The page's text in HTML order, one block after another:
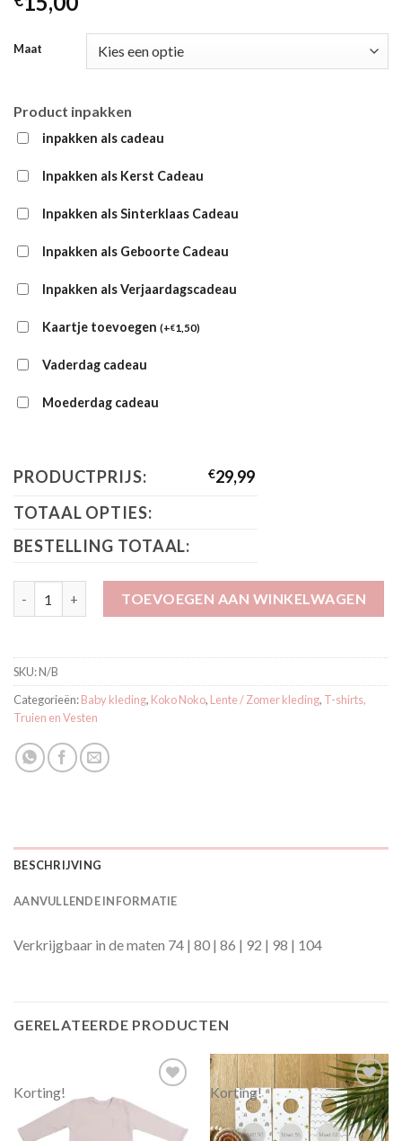
Maat
Product inpakken
inpakken als cadeau
Inpakken als Kerst Cadeau
Inpakken als Sinterklaas Cadeau
Inpakken als Geboorte Cadeau
Inpakken als Verjaardagscadeau
Kaartje toevoegen (+€1,50)
Vaderdag cadeau
Moederdag cadeau
PRODUCTPRIJS: €29,99
TOTAAL OPTIES:
BESTELLING TOTAAL:
TOEVOEGEN AAN WINKELWAGEN
SKU:N/B
Categorieën:Baby kleding, Koko Noko, Lente / Zomer kleding, T-shirts,
Truien en Vesten
BESCHRIJVING
AANVULLENDE INFORMATIE
Verkrijgbaar in de maten 74 | 80 | 86 | 92 | 98 | 104
GERELATEERDE PRODUCTEN
Korting!
Toevoegen
Korting!
Toevoegen